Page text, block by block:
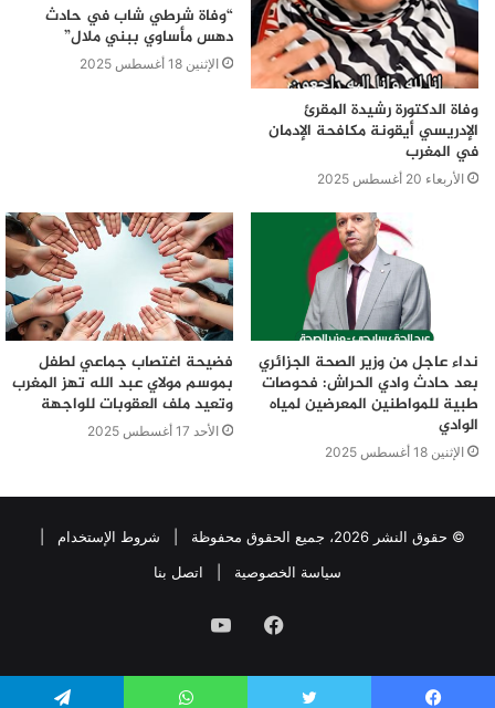
وفاة الدكتورة رشيدة المقرئ
الإدريسي أيقونة مكافحة الإدمان
في المغرب
الأربعاء 20 أغسطس 2025
“وفاة شرطي شاب في حادث
دهس مأساوي ببني ملال”
الإثنين 18 أغسطس 2025
نداء عاجل من وزير الصحة الجزائري
بعد حادث وادي الحراش: فحوصات
طبية للمواطنين المعرضين لمياه
الوادي
الإثنين 18 أغسطس 2025
فضيحة اغتصاب جماعي لطفل
بموسم مولاي عبد الله تهز المغرب
وتعيد ملف العقوبات للواجهة
الأحد 17 أغسطس 2025
© حقوق النشر 2026، جميع الحقوق محفوظة | شروط الإستخدام
سياسة الخصوصية
اتصل بنا
فيسبوكيوتيوب